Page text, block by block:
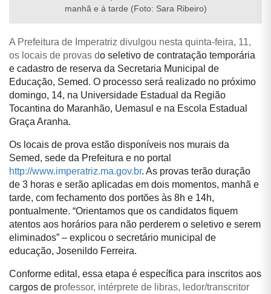
manhã e à tarde (Foto: Sara Ribeiro)
A Prefeitura de Imperatriz divulgou nesta quinta-feira, 11,
os locais de provas do seletivo de contratação temporária
e cadastro de reserva da Secretaria Municipal de
Educação, Semed. O processo será realizado no próximo
domingo, 14, na Universidade Estadual da Região
Tocantina do Maranhão, Uemasul e na Escola Estadual
Graça Aranha.
Os locais de prova estão disponíveis nos murais da
Semed, sede da Prefeitura e no portal
http://www.imperatriz.ma.gov.br. As provas terão duração
de 3 horas e serão aplicadas em dois momentos, manhã e
tarde, com fechamento dos portões às 8h e 14h,
pontualmente. “Orientamos que os candidatos fiquem
atentos aos horários para não perderem o seletivo e serem
eliminados” – explicou o secretário municipal de
educação, Josenildo Ferreira.
Conforme edital, essa etapa é específica para inscritos aos
cargos de professor, intérprete de libras, ledor/transcritor